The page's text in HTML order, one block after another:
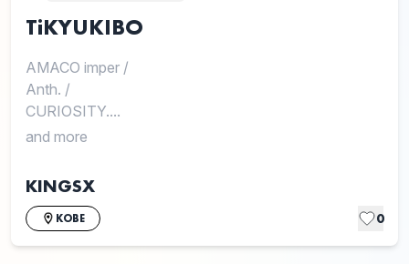
TiKYUKIBO
AMACO imper /
Anth. /
CURIOSITY....
and more
KINGSX
KOBE 0